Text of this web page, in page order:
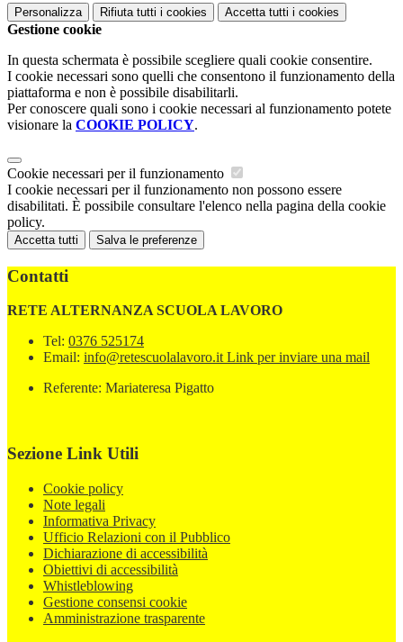
Personalizza Rifiuta tutti i cookies Accetta tutti i cookies
Gestione cookie
In questa schermata è possibile scegliere quali cookie consentire.
I cookie necessari sono quelli che consentono il funzionamento della
piattaforma e non è possibile disabilitarli.
Per conoscere quali sono i cookie necessari al funzionamento potete
visionare la COOKIE POLICY.
Cookie necessari per il funzionamento
I cookie necessari per il funzionamento non possono essere
disabilitati. È possibile consultare l'elenco nella pagina della cookie
policy.
Accetta tutti Salva le preferenze
Contatti
RETE ALTERNANZA SCUOLA LAVORO
Tel: 0376 525174
Email: info@retescuolalavoro.itLink per inviare una mail
Referente: Mariateresa Pigatto
Sezione Link Utili
Cookie policy
Note legali
Informativa Privacy
Ufficio Relazioni con il Pubblico
Dichiarazione di accessibilità
Obiettivi di accessibilità
Whistleblowing
Gestione consensi cookie
Amministrazione trasparente